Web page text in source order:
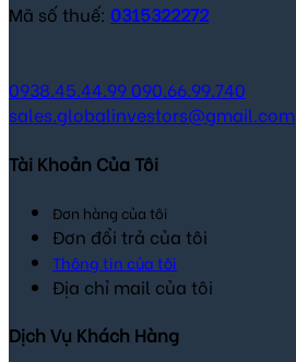
Mã số thuế: 0315322272
0938.45.44.99090.66.99.740
sales.globalinvestors@gmail.com
Tài Khoản Của Tôi
Đơn hàng của tôi
Đơn đổi trả của tôi
Thông tin của tôi
Địa chỉ mail của tôi
Dịch Vụ Khách Hàng